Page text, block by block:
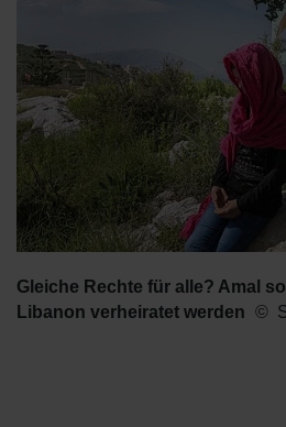
Gleiche Rechte für alle? Amal
Libanon verheiratet werden